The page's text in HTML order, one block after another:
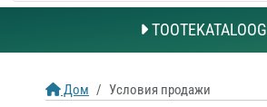
TOOTEKATALOOG
Дом Условия продажи